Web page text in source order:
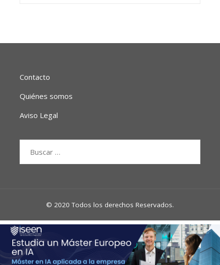
Contacto
Quiénes somos
Aviso Legal
© 2020 Todos los derechos Reservados.